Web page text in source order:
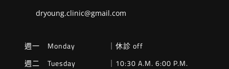
dryoung.clinic@gmail.com
週一 Monday
｜休診 off
週二 Tuesday
｜10:30 A.M. 6:00 P.M.